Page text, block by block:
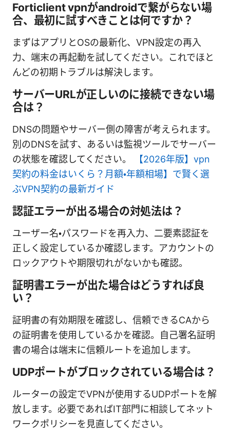
Forticlient vpnがandroidで繋がらない場
合、最初に試すべきことは何ですか？
まずはアプリとOSの最新化、VPN設定の再入
力、端末の再起動を試してください。これでほと
んどの初期トラブルは解決します。
サーバーURLが正しいのに接続できない場
合は？
DNSの問題やサーバー側の障害が考えられます。
別のDNSを試す、あるいは監視ツールでサーバー
の状態を確認してください。
【2026年版】vpn
契約の料金はいくら？月額・年額相場】で賢く選
ぶVPN契約の最新ガイド
認証エラーが出る場合の対処法は？
ユーザー名・パスワードを再入力、二要素認証を
正しく設定しているか確認します。アカウントの
ロックアウトや期限切れがないかも確認。
証明書エラーが出た場合はどうすれば良
い？
証明書の有効期限を確認し、信頼できるCAから
の証明書を使用しているかを確認。自己署名証明
書の場合は端末に信頼ルートを追加します。
UDPポートがブロックされている場合は？
ルーターの設定でVPNが使用するUDPポートを解
放します。必要であればIT部門に相談してネット
ワークポリシーを見直してください。